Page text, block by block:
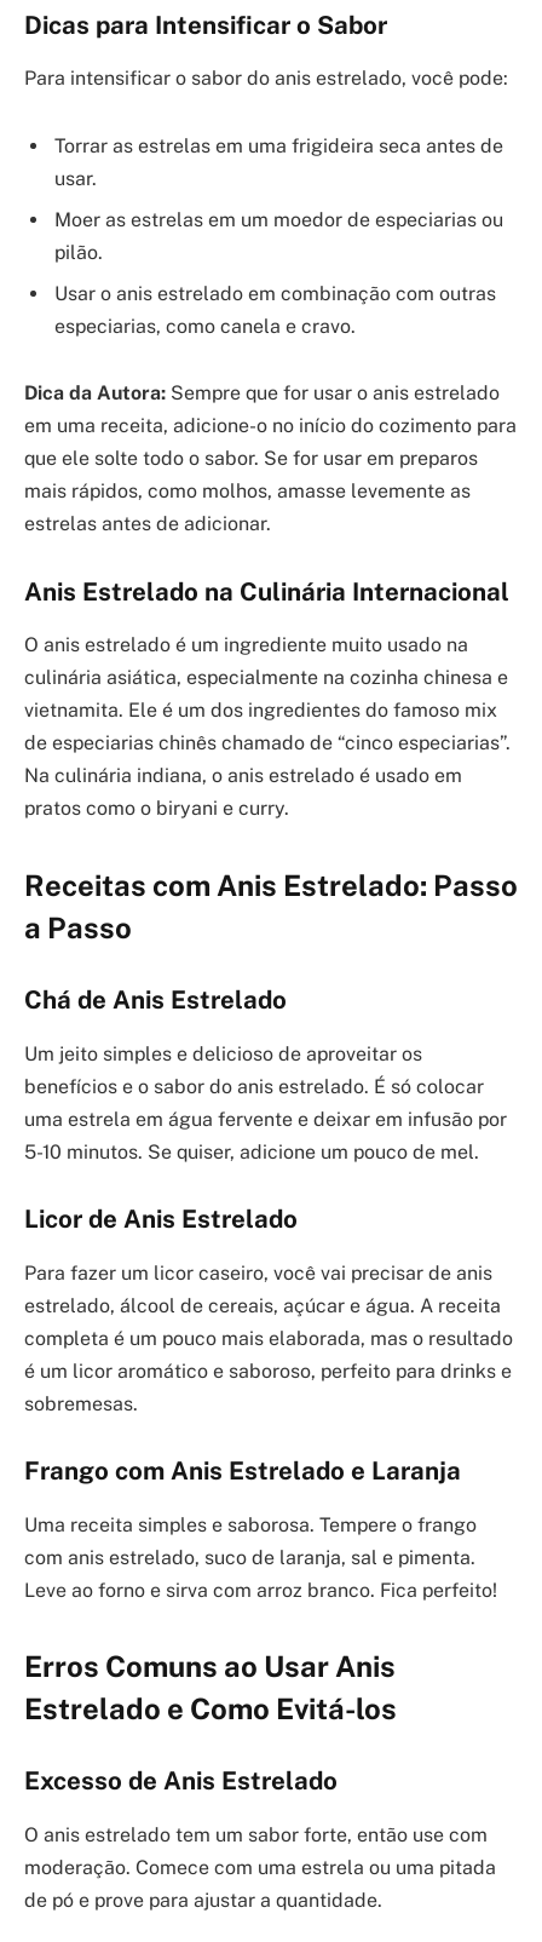
Dicas para Intensificar o Sabor
Para intensificar o sabor do anis estrelado, você pode:
Torrar as estrelas em uma frigideira seca antes de
usar.
Moer as estrelas em um moedor de especiarias ou
pilão.
Usar o anis estrelado em combinação com outras
especiarias, como canela e cravo.
Dica da Autora: Sempre que for usar o anis estrelado
em uma receita, adicione-o no início do cozimento para
que ele solte todo o sabor. Se for usar em preparos
mais rápidos, como molhos, amasse levemente as
estrelas antes de adicionar.
Anis Estrelado na Culinária Internacional
O anis estrelado é um ingrediente muito usado na
culinária asiática, especialmente na cozinha chinesa e
vietnamita. Ele é um dos ingredientes do famoso mix
de especiarias chinês chamado de “cinco especiarias”.
Na culinária indiana, o anis estrelado é usado em
pratos como o biryani e curry.
Receitas com Anis Estrelado: Passo
a Passo
Chá de Anis Estrelado
Um jeito simples e delicioso de aproveitar os
benefícios e o sabor do anis estrelado. É só colocar
uma estrela em água fervente e deixar em infusão por
5-10 minutos. Se quiser, adicione um pouco de mel.
Licor de Anis Estrelado
Para fazer um licor caseiro, você vai precisar de anis
estrelado, álcool de cereais, açúcar e água. A receita
completa é um pouco mais elaborada, mas o resultado
é um licor aromático e saboroso, perfeito para drinks e
sobremesas.
Frango com Anis Estrelado e Laranja
Uma receita simples e saborosa. Tempere o frango
com anis estrelado, suco de laranja, sal e pimenta.
Leve ao forno e sirva com arroz branco. Fica perfeito!
Erros Comuns ao Usar Anis
Estrelado e Como Evitá-los
Excesso de Anis Estrelado
O anis estrelado tem um sabor forte, então use com
moderação. Comece com uma estrela ou uma pitada
de pó e prove para ajustar a quantidade.